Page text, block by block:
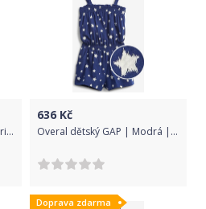
Oceanic chlapecký letní set tričko s krátkým rukávem a kraťasy Wogi - 68/Modrá/100% Bavlna
636 Kč
Overal dětský GAP | Modrá | Dívčí | 12-18 měsíců
Doprava zdarma